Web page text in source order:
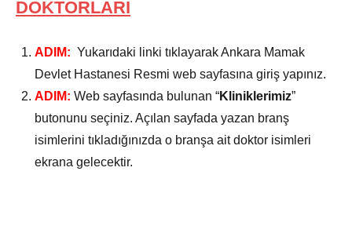
DOKTORLARI
ADIM: Yukarıdaki linki tıklayarak Ankara Mamak
Devlet Hastanesi Resmi web sayfasına giriş yapınız.
ADIM: Web sayfasında bulunan “Kliniklerimiz”
butonunu seçiniz. Açılan sayfada yazan branş
isimlerini tıkladığınızda o branşa ait doktor isimleri
ekrana gelecektir.